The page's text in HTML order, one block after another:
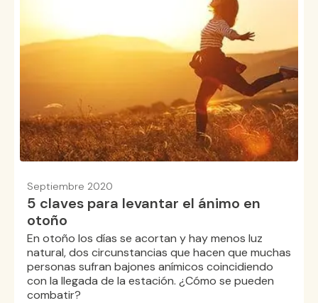
Septiembre 2020
5 claves para levantar el ánimo en
otoño
En otoño los días se acortan y hay menos luz
natural, dos circunstancias que hacen que muchas
personas sufran bajones anímicos coincidiendo
con la llegada de la estación. ¿Cómo se pueden
combatir?